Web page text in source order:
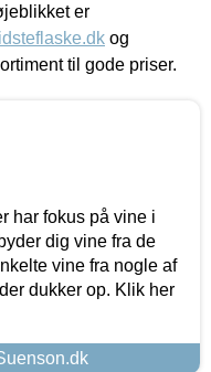
er
og
til gode priser.
har fokus på vine i
dig vine fra de
vine fra nogle af
dukker op. Klik her